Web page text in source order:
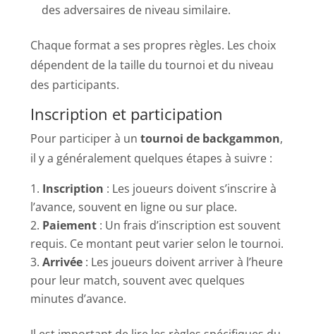
des adversaires de niveau similaire.
Chaque format a ses propres règles. Les choix
dépendent de la taille du tournoi et du niveau
des participants.
Inscription et participation
Pour participer à untournoi de backgammon,
il y a généralement quelques étapes à suivre :
Inscription : Les joueurs doivent s’inscrire à
l’avance, souvent en ligne ou sur place.
Paiement : Un frais d’inscription est souvent
requis. Ce montant peut varier selon le tournoi.
Arrivée : Les joueurs doivent arriver à l’heure
pour leur match, souvent avec quelques
minutes d’avance.